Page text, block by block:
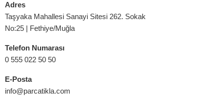
Adres
Taşyaka Mahallesi Sanayi Sitesi 262. Sokak
No:25 | Fethiye/Muğla
Telefon Numarası
0 555 022 50 50
E-Posta
info@parcatikla.com